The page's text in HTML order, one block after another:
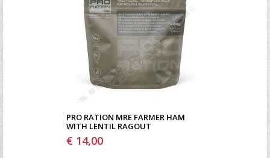
PRO RATION MRE FARMER HAM
WITH LENTIL RAGOUT
€ 14,00